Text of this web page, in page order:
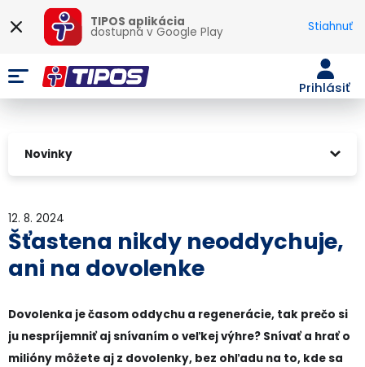
TIPOS aplikácia
dostupná vGoogle Play Stiahnuť
Prihlásiť
Novinky
12. 8. 2024
Šťastena nikdy neoddychuje,
ani na dovolenke
Dovolenka je časom oddychu a regenerácie, tak prečo si
ju nespríjemniť aj snívaním o veľkej výhre? Snívať a hrať o
milióny môžete aj z dovolenky, bez ohľadu na to, kde sa